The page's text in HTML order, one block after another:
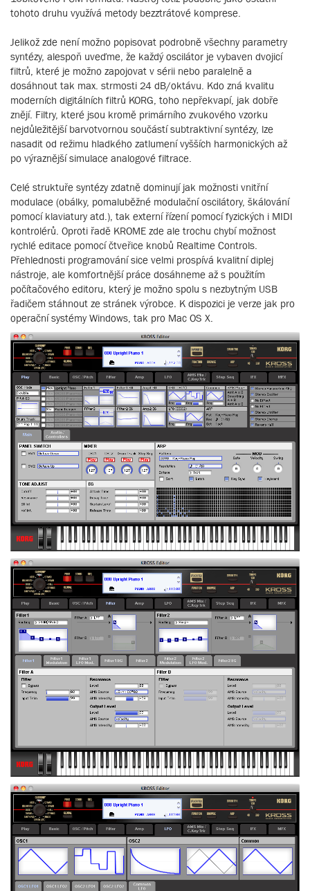
tohoto druhu využívá metody bezztrátové komprese.
Jelikož zde není možno popisovat podrobně všechny parametry
syntézy, alespoň uveďme, že každý oscilátor je vybaven dvojicí
filtrů, které je možno zapojovat v sérii nebo paralelně a
dosáhnout tak max. strmosti 24 dB/oktávu. Kdo zná kvalitu
moderních digitálních filtrů KORG, toho nepřekvapí, jak dobře
znějí. Filtry, které jsou kromě primárního zvukového vzorku
nejdůležitější barvotvornou součástí subtraktivní syntézy, lze
nasadit od režimu hladkého zatlumení vyšších harmonických až
po výraznější simulace analogové filtrace.
Celé struktuře syntézy zdatně dominují jak možnosti vnitřní
modulace (obálky, pomaluběžné modulační oscilátory, škálování
pomocí klaviatury atd.), tak externí řízení pomocí fyzických i MIDI
kontrolérů. Oproti řadě KROME zde ale trochu chybí možnost
rychlé editace pomocí čtveřice knobů Realtime Controls.
Přehlednosti programování sice velmi prospívá kvalitní diplej
nástroje, ale komfortnější práce dosáhneme až s použitím
počítačového editoru, který je možno spolu s nezbytným USB
řadičem stáhnout ze stránek výrobce. K dispozici je verze jak pro
operační systémy Windows, tak pro Mac OS X.